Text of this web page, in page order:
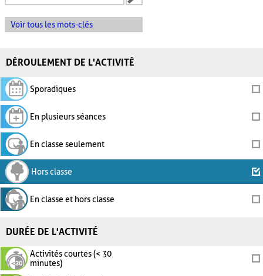
Voir tous les mots-clés
DÉROULEMENT DE L'ACTIVITÉ
Sporadiques
En plusieurs séances
En classe seulement
Hors classe
En classe et hors classe
DURÉE DE L'ACTIVITÉ
Activités courtes (< 30
minutes)